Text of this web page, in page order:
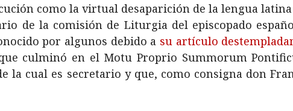
como la virtual desaparición de la lengua
de la comisión de Liturgia del episcopado
por algunos debido a su artículo
culminó en el Motu Proprio Summorum
la cual es secretario y que, como consigna don